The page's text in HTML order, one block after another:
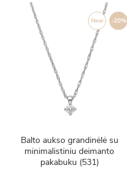
-20%
New
Balto aukso grandinėlė su
minimalistiniu deimanto
pakabuku (531)